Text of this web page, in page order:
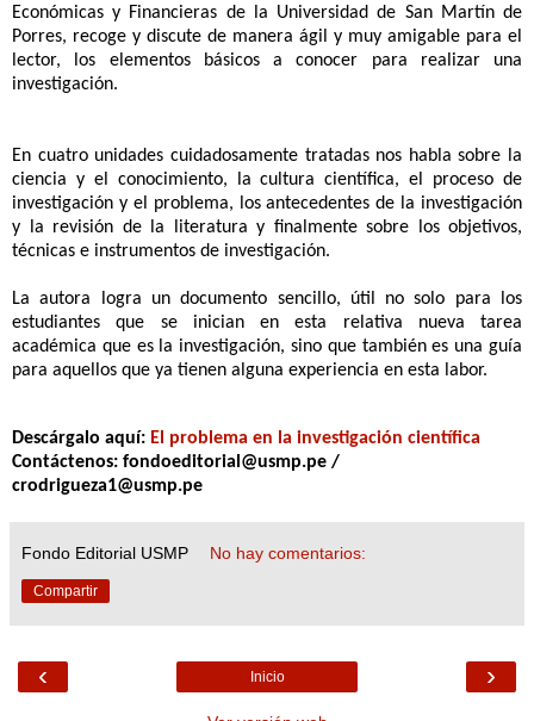
Económicas y Financieras de la Universidad de San Martín de
Porres, recoge y discute de manera ágil y muy amigable para el
lector, los elementos básicos a conocer para realizar una
investigación.
En cuatro unidades cuidadosamente tratadas nos habla sobre la
ciencia y el conocimiento, la cultura científica, el proceso de
investigación y el problema, los antecedentes de la investigación
y la revisión de la literatura y finalmente sobre los objetivos,
técnicas e instrumentos de investigación.
La autora logra un documento sencillo, útil no solo para los
estudiantes que se inician en esta relativa nueva tarea
académica que es la investigación, sino que también es una guía
para aquellos que ya tienen alguna experiencia en esta labor.
Descárgalo aquí: El problema en la investigación científica
Contáctenos: fondoeditorial@usmp.pe /
crodrigueza1@usmp.pe
Fondo Editorial USMP No hay comentarios:
Compartir
‹ ›
Inicio